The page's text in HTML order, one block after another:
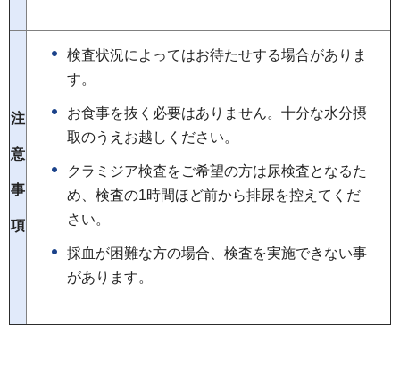
注
意
事
項
検査状況によってはお待たせする場合がありま
す。
お食事を抜く必要はありません。十分な水分摂
取のうえお越しください。
クラミジア検査をご希望の方は尿検査となるた
め、検査の1時間ほど前から排尿を控えてくだ
さい。
採血が困難な方の場合、検査を実施できない事
があります。